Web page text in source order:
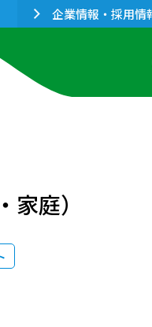
企業情報・採用情
庭）